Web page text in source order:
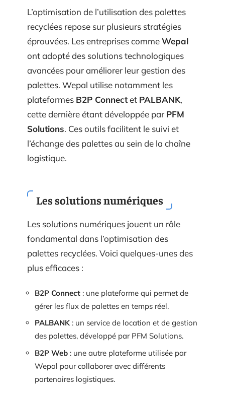
L’optimisation de l’utilisation des palettes
recyclées repose sur plusieurs stratégies
éprouvées. Les entreprises commeWepal
ont adopté des solutions technologiques
avancées pour améliorer leur gestion des
palettes. Wepal utilise notamment les
plateformes B2P Connectet PALBANK,
cette dernière étant développée par PFM
Solutions. Ces outils facilitent le suivi et
l’échange des palettes au sein de la chaîne
logistique.
Les solutions numériques
Les solutions numériques jouent un rôle
fondamental dans l’optimisation des
palettes recyclées. Voici quelques-unes des
plus efficaces :
B2P Connect : une plateforme qui permet de
gérer les flux de palettes en temps réel.
PALBANK : un service de location et de gestion
des palettes, développé par PFM Solutions.
B2P Web : une autre plateforme utilisée par
Wepal pour collaborer avec différents
partenaires logistiques.